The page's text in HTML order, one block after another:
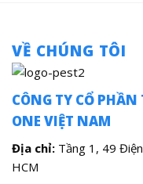
VỀ CHÚNG TÔI
CÔNG TY CỔ
ONE VIỆT NAM
Địa chỉ: Tầng 1, 49
HCM